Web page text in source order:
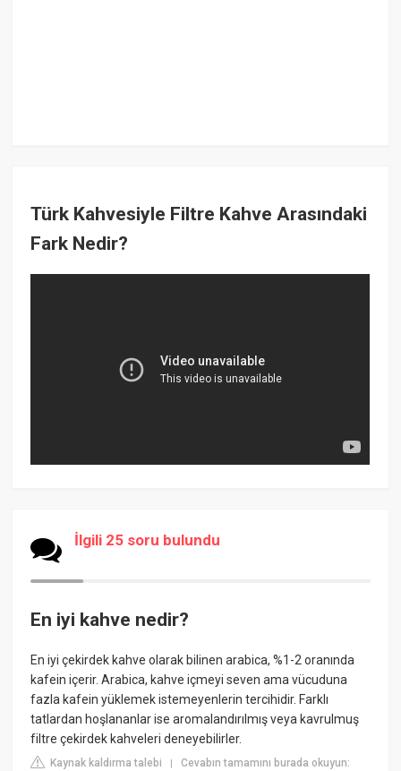
Türk Kahvesiyle Filtre Kahve Arasındaki
Fark Nedir?
İlgili 25 soru bulundu
En iyi kahve nedir?
En iyi çekirdek kahve olarak bilinen arabica, %1-2 oranında
kafein içerir. Arabica, kahve içmeyi seven ama vücuduna
fazla kafein yüklemek istemeyenlerin tercihidir. Farklı
tatlardan hoşlananlar ise aromalandırılmış veya kavrulmuş
filtre çekirdek kahveleri deneyebilirler.
Kaynak kaldırma talebi |Cevabın tamamını burada okuyun: